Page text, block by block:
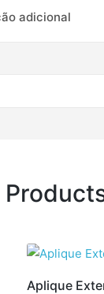
adicional
Aplique